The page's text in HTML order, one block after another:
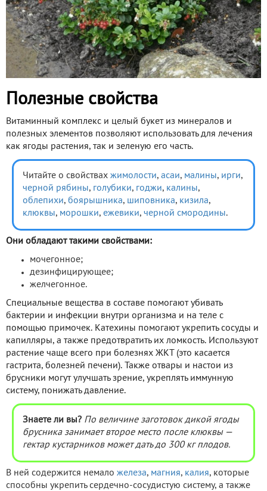
Полезные свойства
Витаминный комплекс и целый букет из минералов и
полезных элементов позволяют использовать для лечения
как ягоды растения, так и зеленую его часть.
Читайте о свойствах жимолости, асаи, малины, ирги,
черной рябины, голубики, годжи, калины,
облепихи, боярышника, шиповника, кизила,
клюквы, морошки, ежевики, черной смородины.
Они обладают такими свойствами:
мочегонное;
дезинфицирующее;
желчегонное.
Специальные вещества в составе помогают убивать
бактерии и инфекции внутри организма и на теле с
помощью примочек. Катехины помогают укрепить сосуды и
капилляры, а также предотвратить их ломкость. Используют
растение чаще всего при болезнях ЖКТ (это касается
гастрита, болезней печени). Также отвары и настои из
брусники могут улучшать зрение, укреплять иммунную
систему, понижать давление.
Знаете ли вы? По величине заготовок дикой ягоды
брусника занимает второе место после клюквы —
гектар кустарников может дать до 300 кг плодов.
В ней содержится немало железа, магния, калия, которые
способны укрепить сердечно-сосудистую систему, а также